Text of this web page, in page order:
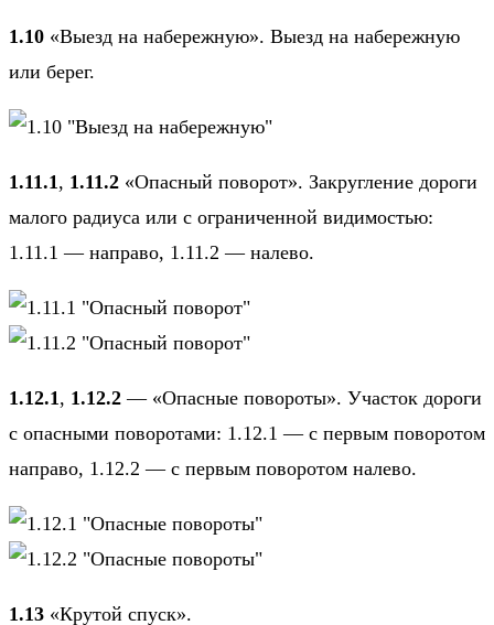
1.10 «Выезд на набережную». Выезд на набережную
или берег.
1.11.1 , 1.11.2 «Опасный поворот». Закругление дороги
малого радиуса или с ограниченной видимостью:
1.11.1 — направо, 1.11.2 — налево.
1.12.1 , 1.12.2 — «Опасные повороты». Участок дороги
с опасными поворотами: 1.12.1 — с первым поворотом
направо, 1.12.2 — с первым поворотом налево.
1.13 «Крутой спуск».